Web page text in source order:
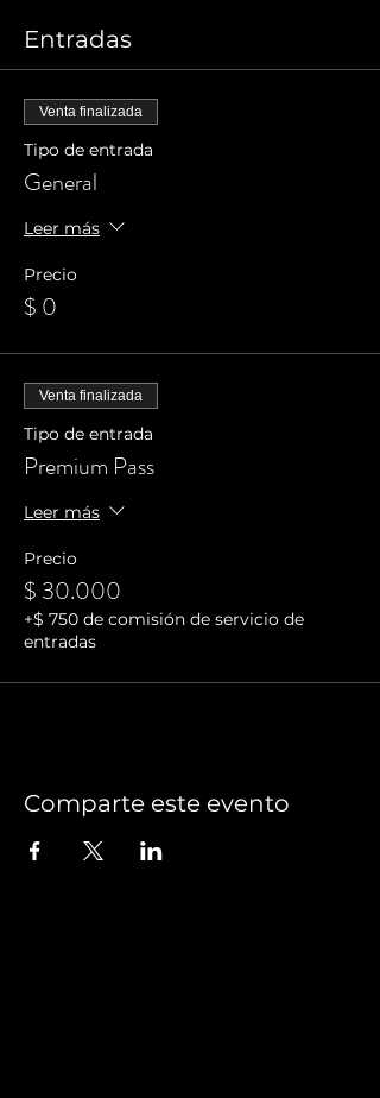
Entradas
Venta finalizada
Tipo de entrada
General
Leer más
Precio
$ 0
Venta finalizada
Tipo de entrada
Premium Pass
Leer más
Precio
$ 30.000
+$ 750 de comisión de servicio de
entradas
Comparte este evento